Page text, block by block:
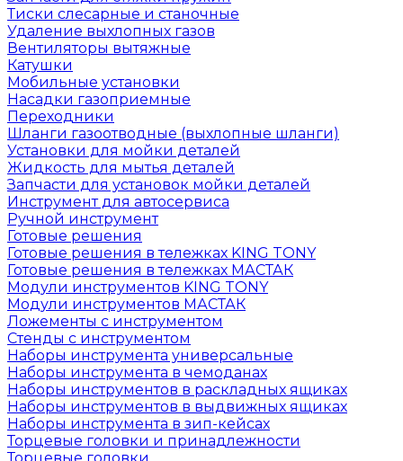
Тиски слесарные и станочные
Удаление выхлопных газов
Вентиляторы вытяжные
Катушки
Мобильные установки
Насадки газоприемные
Переходники
Шланги газоотводные (выхлопные шланги)
Установки для мойки деталей
Жидкость для мытья деталей
Запчасти для установок мойки деталей
Инструмент для автосервиса
Ручной инструмент
Готовые решения
Готовые решения в тележках KING TONY
Готовые решения в тележках МАСТАК
Модули инструментов KING TONY
Модули инструментов МАСТАК
Ложементы с инструментом
Стенды с инструментом
Наборы инструмента универсальные
Наборы инструмента в чемоданах
Наборы инструментов в раскладных ящиках
Наборы инструментов в выдвижных ящиках
Наборы инструмента в зип-кейсах
Торцевые головки и принадлежности